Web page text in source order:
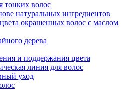
тонких волос
натуральных ингредиентов
окрашенных волос с маслом
дерева
и поддержания цвета
линия для волос
уход